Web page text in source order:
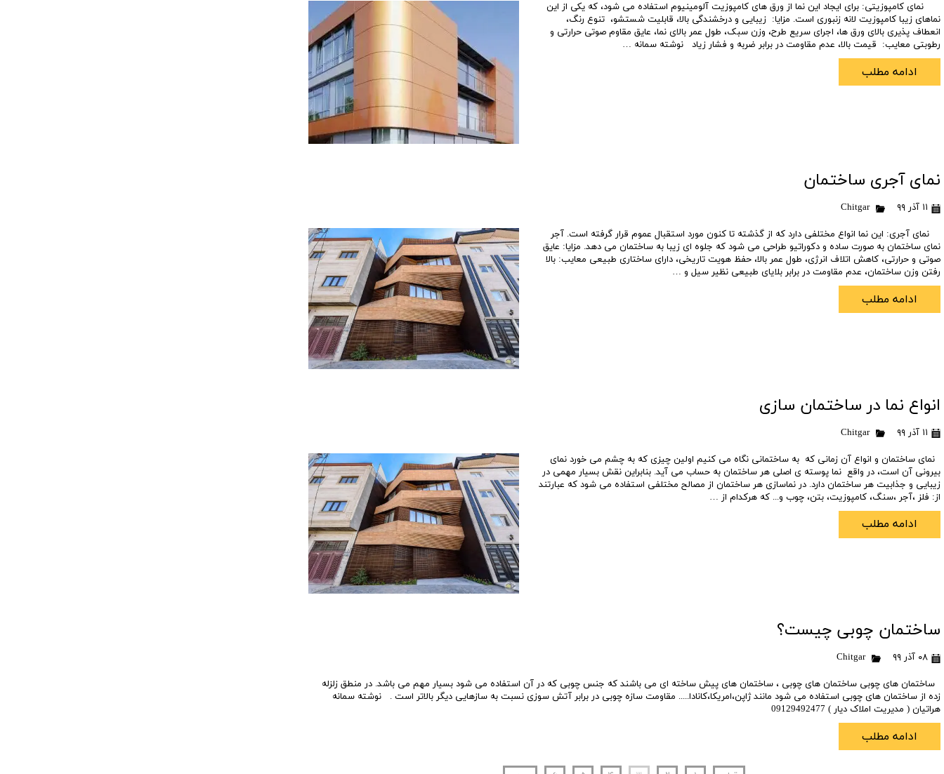
نمای کامپوزیتی: برای ایجاد این نما از ورق های کامپوزیت آلومینیوم استفاده می شود، که یکی از این
نماهای زیبا کامپوزیت لانه زنبوری است. مزایا: زیبایی و درخشندگی بالا، قابلیت شستشو، تنوع رنگ،
انعطاف پذیری بالای ورق ها، اجرای سریع طرح، وزن سبک، طول عمر بالای نما، عایق مقاوم صوتی حرارتی و
رطوبتی معایب: قیمت بالا، عدم مقاومت در برابر ضربه و فشار زیاد نوشته سمانه …
ادامه مطلب
نمای آجری ساختمان
۱۱ آذر ۹۹ Chitgar
نمای آجری: این نما انواع مختلفی دارد که از گذشته تا کنون مورد استقبال عموم قرار گرفته است. آجر
نمای ساختمان به صورت ساده و دکوراتیو طراحی می شود که جلوه ای زیبا به ساختمان می دهد. مزایا: عایق
صوتی و حرارتی، کاهش اتلاف انرژی، طول عمر بالا، حفظ هویت تاریخی، دارای ساختاری طبیعی معایب: بالا
رفتن وزن ساختمان، عدم مقاومت در برابر بلایای طبیعی نظیر سیل و …
ادامه مطلب
انواع نما در ساختمان سازی
۱۱ آذر ۹۹ Chitgar
نمای ساختمان و انواع آن زمانی که به ساختمانی نگاه می کنیم اولین چیزی که به چشم می خورد نمای
بیرونی آن است، در واقع نما پوسته ی اصلی هر ساختمان به حساب می آید. بنابراین نقش بسیار مهمی در
زیبایی و جذابیت هر ساختمان دارد. در نماسازی هر ساختمان از مصالح مختلفی استفاده می شود که عبارتند
از: فلز ،آجر ،سنگ، کامپوزیت، بتن، چوب و... که هرکدام از …
ادامه مطلب
ساختمان چوبی چیست؟
۰۸ آذر ۹۹ Chitgar
ساختمان های چوبی ساختمان های چوبی ، ساختمان های پیش ساخته ای می باشند که جنس چوبی که در آن استفاده می شود بسیار مهم می باشد. در منطق زلزله
زده از ساختمان های چوبی استفاده می شود مانند ژاپن،امریکا،کانادا..... مقاومت سازه چوبی در برابر آتش سوزی نسبت به سازهایی دیگر بالاتر است . نوشته سمانه
هراتیان ( مدیریت املاک دیار ) 09129492477
ادامه مطلب